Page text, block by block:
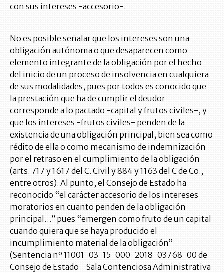
con sus intereses -accesorio-.
No es posible señalar que los intereses son una
obligación autónoma o que desaparecen como
elemento integrante de la obligación por el hecho
del inicio de un proceso de insolvencia en cualquiera
de sus modalidades, pues por todos es conocido que
la prestación que ha de cumplir el deudor
corresponde a lo pactado -capital y frutos civiles-, y
que los intereses -frutos civiles- penden de la
existencia de una obligación principal, bien sea como
rédito de ella o como mecanismo de indemnización
por el retraso en el cumplimiento de la obligación
(arts. 717 y 1617 del C. Civil y 884 y 1163 del C de Co.,
entre otros). Al punto, el Consejo de Estado ha
reconocido “el carácter accesorio de los intereses
moratorios en cuanto penden de la obligación
principal…” pues “emergen como fruto de un capital
cuando quiera que se haya producido el
incumplimiento material de la obligación”
(Sentencia nº 11001-03-15-000-2018-03768-00 de
Consejo de Estado - Sala Contenciosa Administrativa